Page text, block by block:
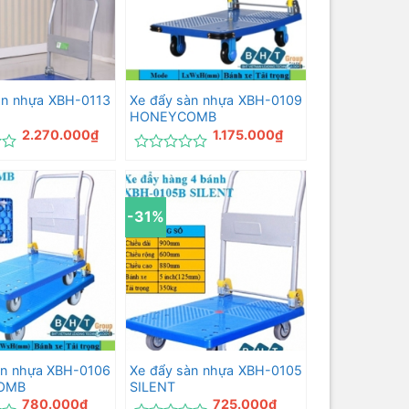
nhựa XBH-0113
2.270.000₫
Xe đẩy sàn nhựa XBH-0109
HONEYCOMB
xếp
hạng
5
sao
1.175.000₫
nhựa XBH-0106
780.000₫
-31%
Xe đẩy sàn nhựa XBH-0105
SILENT
725.000₫